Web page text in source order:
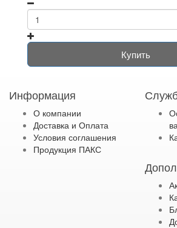
Купить
Информация
О компании
Доставка и Оплата
Условия соглашения
Продукция ПАКС